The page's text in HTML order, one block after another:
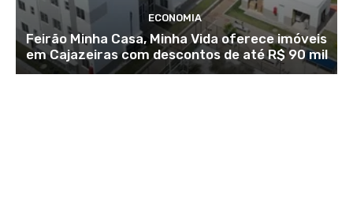
ECONOMIA
Feirão Minha Casa, Minha Vida oferece imóveis
em Cajazeiras com descontos de até R$ 90 mil